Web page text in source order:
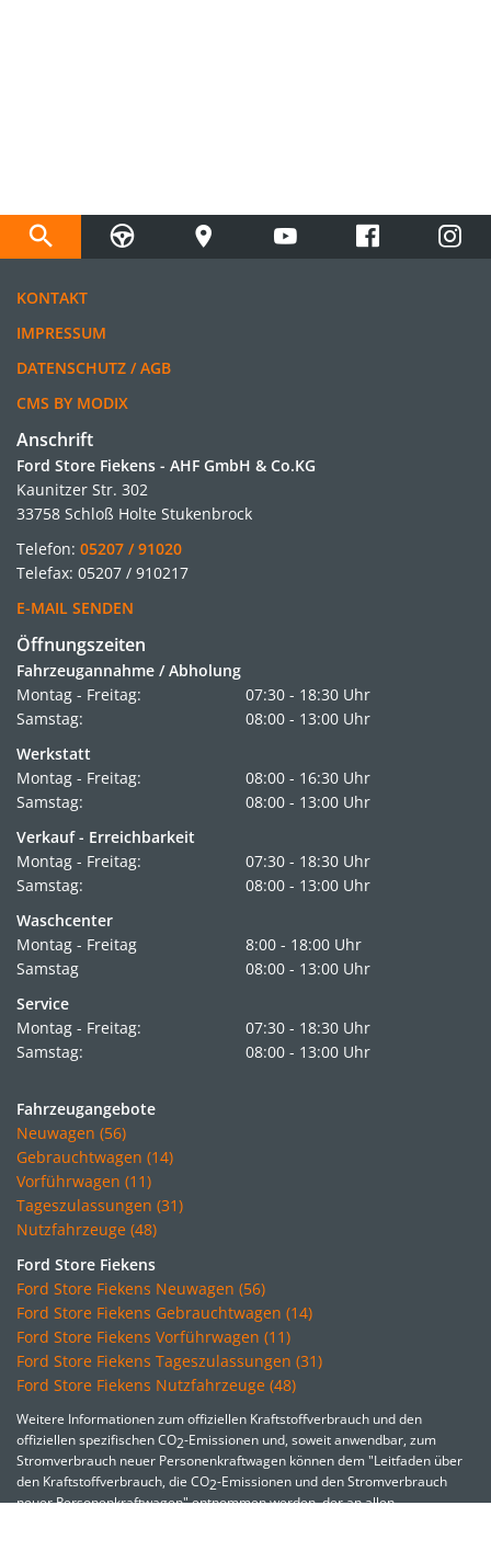
KONTAKT
IMPRESSUM
DATENSCHUTZ / AGB
CMS BY MODIX
Anschrift
Ford Store Fiekens - AHF GmbH & Co.KG
Kaunitzer Str. 302
33758 Schloß Holte Stukenbrock
Telefon: 05207 / 91020
Telefax: 05207 / 910217
E-MAIL SENDEN
Öffnungszeiten
Fahrzeugannahme / Abholung
Montag - Freitag:
07:30 - 18:30 Uhr
Samstag:
08:00 - 13:00 Uhr
Werkstatt
Montag - Freitag:
08:00 - 16:30 Uhr
Samstag:
08:00 - 13:00 Uhr
Verkauf - Erreichbarkeit
Montag - Freitag:
07:30 - 18:30 Uhr
Samstag:
08:00 - 13:00 Uhr
Waschcenter
Montag - Freitag
8:00 - 18:00 Uhr
Samstag
08:00 - 13:00 Uhr
Service
Montag - Freitag:
07:30 - 18:30 Uhr
Samstag:
08:00 - 13:00 Uhr
Fahrzeugangebote
Neuwagen (56)
Gebrauchtwagen (14)
Vorführwagen (11)
Tageszulassungen (31)
Nutzfahrzeuge (48)
Ford Store Fiekens
Ford Store Fiekens Neuwagen (56)
Ford Store Fiekens Gebrauchtwagen (14)
Ford Store Fiekens Vorführwagen (11)
Ford Store Fiekens Tageszulassungen (31)
Ford Store Fiekens Nutzfahrzeuge (48)
Weitere Informationen zum offiziellen Kraftstoffverbrauch und den
offiziellen spezifischen CO2-Emissionen und, soweit anwendbar, zum
Stromverbrauch neuer Personenkraftwagen können dem "Leitfaden über
den Kraftstoffverbrauch, die CO2-Emissionen und den Stromverbrauch
neuer Personenkraftwagen" entnommen werden, der an allen